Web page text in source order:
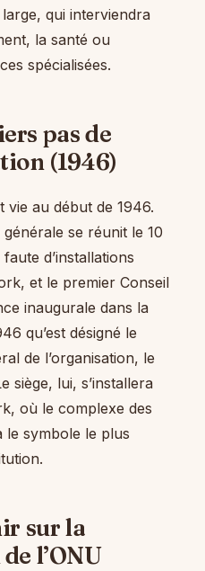
qui interviendra
la santé ou
spécialisées.
pas de
(1946)
vie au début de 1946.
se réunit le 10
d’installations
et le premier Conseil
inaugurale dans la
qu’est désigné le
de l’organisation, le
siège, lui, s’installera
où le complexe des
le symbole le plus
sur la
l’ONU